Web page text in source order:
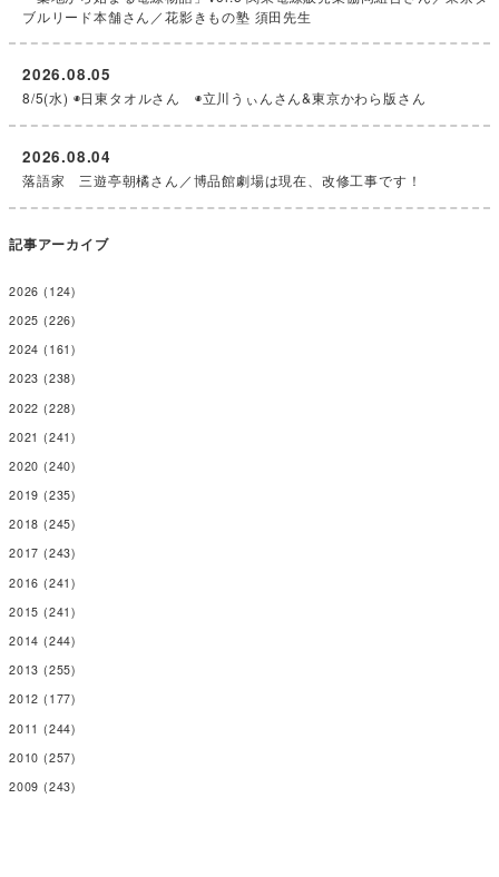
ブルリード本舗さん／花影きもの塾 須田先生
8/5(水) ◉日東タオルさん ◉立川うぃんさん&東京かわら版さん
2026.08.05
落語家 三遊亭朝橘さん／博品館劇場は現在、改修工事です！
2026.08.04
記事アーカイブ
2026 (124)
2025 (226)
2024 (161)
2023 (238)
2022 (228)
2021 (241)
2020 (240)
2019 (235)
2018 (245)
2017 (243)
2016 (241)
2015 (241)
2014 (244)
2013 (255)
2012 (177)
2011 (244)
2010 (257)
2009 (243)